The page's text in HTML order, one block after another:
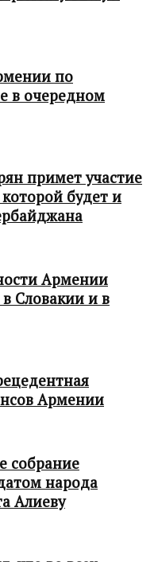
по
в очередном
примет участие
будет и
Армении
Словакии и в
Армении
собрание
народа
Алиеву